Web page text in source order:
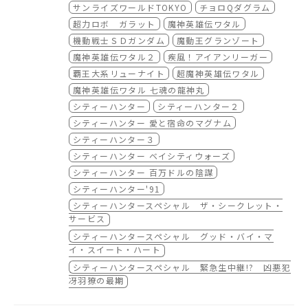
ひお楽しみください。
■ 「スペシャルエキシビション」（有料展示）
● 第2弾「デフォルメロボットたちのビッグな
魅力」展
・会期後半：2023年6月7日(水)～2023年6月2
5日(日) ※6/6(火)は入替の為、有料展示エリア
は休業とさせて頂きます。無料展示エリア・物
販コーナーは引き続き営業しております
・営業時間：平日13:00～20:00(最終入場19:0
0) 土日祝日10:00～20:00(最終入場19:00)
・入場料：900円（税込）※小学生以下は入場
無料
・入場特典：アニメーター小池智史氏による
『魔神英雄伝ワタル』“龍神丸” 描き下ろしイ
ラストの複製ミニ色紙（全1種）※特典はなく
なり次第配布終了です。
◎主な入れ替え箇所 ※継続して展示する展示
物もございます
・チョロQダグラム (1983)
⇒ 生本編セル画
・超力ロボ ガラット (1984-1985)
⇒ 生本編セル画、複製版権イラスト
・魔神英雄伝ワタル (1988-1989)
サンライズワールドTOKYO
チョロQダグラム
超力ロボ ガラット
魔神英雄伝ワタル
機動戦士ＳＤガンダム
魔動王グランゾート
魔神英雄伝ワタル２
疾風！アイアンリーガー
覇王大系リューナイト
超魔神英雄伝ワタル
魔神英雄伝ワタル 七魂の龍神丸
シティーハンター
シティーハンター２
シティーハンター 愛と宿命のマグナム
シティーハンター３
シティーハンター ベイシティウォーズ
シティーハンター 百万ドルの陰謀
シティーハンター'91
シティーハンタースペシャル ザ・シークレット・
サービス
シティーハンタースペシャル グッド・バイ・マ
イ・スイート・ハート
シティーハンタースペシャル 緊急生中継!? 凶悪犯
冴羽獠の最期